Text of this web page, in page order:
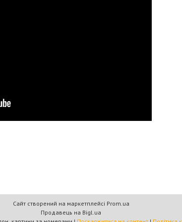
Сайт створений на маркетплейсі Prom.ua
Продавець на Bigl.ua